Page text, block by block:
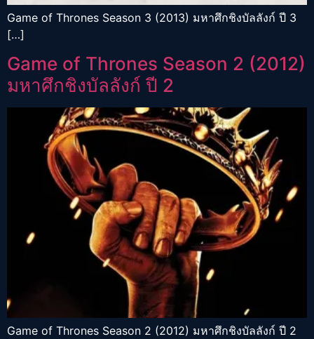
Game of Thrones Season 3 (2013) มหาศึกชิงบัลลังก์ ปี 3
[…]
Game of Thrones Season 2 (2012)
มหาศึกชิงบัลลังก์ ปี 2
Game of Thrones Season 2 (2012) มหาศึกชิงบัลลังก์ ปี 2